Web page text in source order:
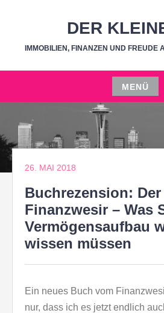
DER
IMMOBILIEN, FINANZEN UND FREUDE
MENÜ
Zum
springen
26. MAI 2018
Buchrezension: Der
Finanzwesir – Was
Vermögensaufbau
wissen müssen
Ein neues Buch vom
nur, dass ich es jetzt endlich